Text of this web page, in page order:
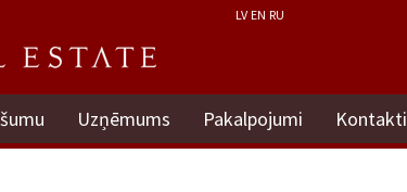
LV EN RU
Uzņēmums Pakalpojumi Kontakti